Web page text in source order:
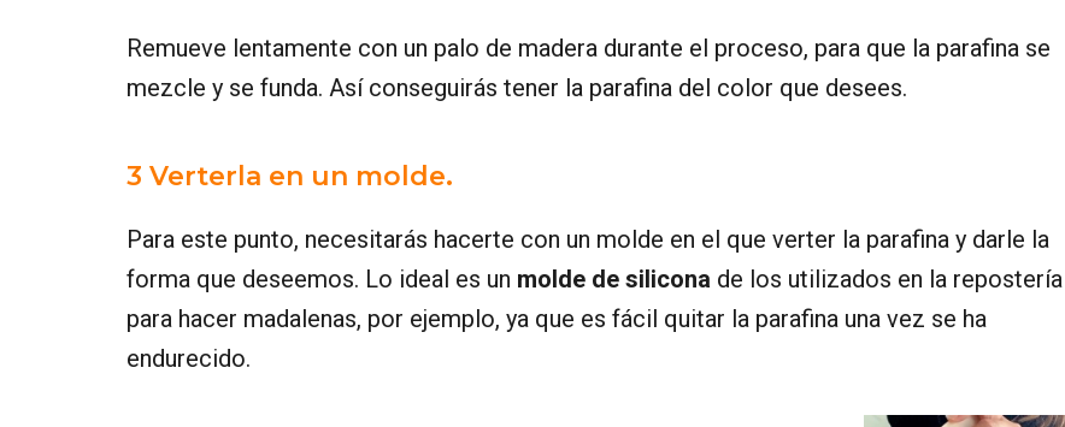
Remueve lentamente con un palo de madera durante el proceso, para que la parafina se
mezcle y se funda. Así conseguirás tener la parafina del color que desees.
3 Verterla en un molde.
Para este punto, necesitarás hacerte con un molde en el que verter la parafina y darle la
forma que deseemos. Lo ideal es un molde de silicona de los utilizados en la repostería
para hacer madalenas, por ejemplo, ya que es fácil quitar la parafina una vez se ha
endurecido.